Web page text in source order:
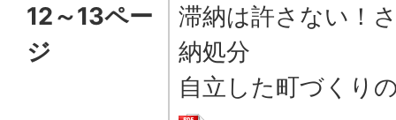
12～13ペー
ジ
滞納は許さない！
納処分
自立した町づくり